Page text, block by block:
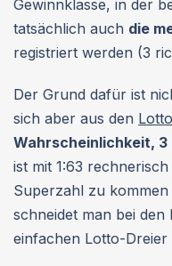
Gewinnklasse, in der
tatsächlich auch die
registriert werden (3
Der Grund dafür ist
sich aber aus den
Wahrscheinlichkeit, 3
ist mit 1:63
Superzahl zu
schneidet man bei
einfachen Lotto-Dreier